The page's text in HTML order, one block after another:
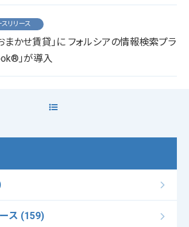
スリリース
まかせ賃貸」に フォルシアの情報検索プラ
」が導入
ス (159)